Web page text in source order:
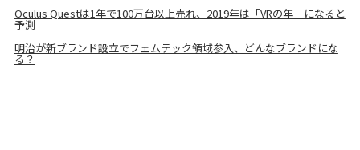
Oculus Questは1年で100万台以上売れ、2019年は「VRの年」になると
予測
明治が新ブランド設立でフェムテック領域参入、どんなブランドにな
る？